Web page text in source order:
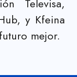
Televisa,
y Kfeina
mejor.